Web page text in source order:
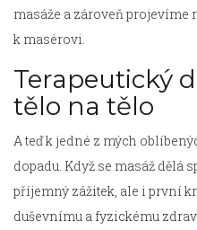
masáže a zároveň projevíme
k masérovi.
Terapeutický
tělo na tělo
A teď k jedné z mých
dopadu. Když se masáž dělá
příjemný zážitek, ale i první
duševnímu a fyzickému